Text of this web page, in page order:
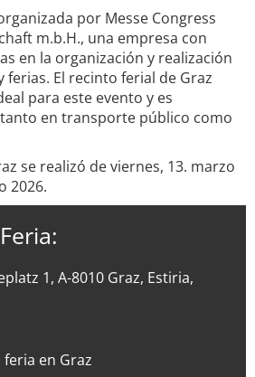
por Messe Congress
m.b.H., una empresa con
en la organización y realización
ferias. El recinto ferial de Graz
para este evento y es
en transporte público como
se realizó de viernes, 13. marzo
2026.
1, A-8010 Graz, Estiria,
en Graz